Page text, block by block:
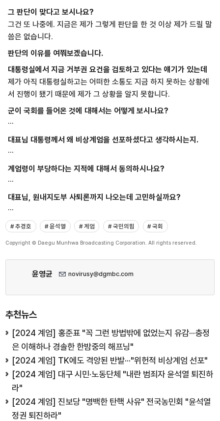
그 판단이 맞다고 보시나요?
그건 또 나중에. 지금은 제가 그렇게 판단을 한 것 이상 제가 드릴 말
씀은 없습니다.
판단의 이유를 여쭤보겠습니다.
대통령실에서 지금 거부권 요건을 검토하고 있다는 얘기가 있는데
제가 아직 대통령실하고는 어떠한 소통도 지금 하지 못하는 상황에
서 진행이 됐기 때문에 제가 그 상황을 알지 못합니다.
군이 국회를 들어온 것에 대해서는 어떻게 보시나요?
···
대표님 대통령께서 왜 비상계엄을 선포하셨다고 생각하시는지.
···
계엄령이 부당하다는 지적에 대해서 동의하시나요?
···
대표님, 원내지도부 사퇴론까지 나오는데 고민하실까요?
···
# 추경호 # 윤석열 # 계엄 # 국민의힘 # 국회
Copyright © Daegu Munhwa Broadcasting Corporation. All rights reserved.
윤영균 novirusy@dgmbc.com
추천뉴스
[2024 계엄] 홍준표 "꼭 그런 방법밖에 없었는지 유감···충정
은 이해하나 경솔한 한밤중의 해프닝"
[2024 계엄] TK에도 격앙된 반발···"위헌적 비상계엄 선포"
[2024 계엄] 대구 시민·노동단체 "내란 범죄자 윤석열 퇴진하
라"
[2024 계엄] 진보당 "명백한 탄핵 사유" 전국농민회 "윤석열
정권 퇴진하라"